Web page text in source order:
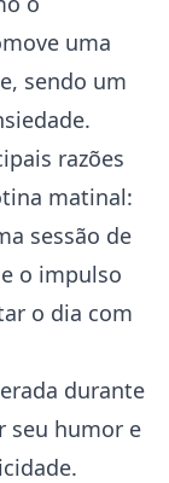
uma
sendo um
razões
matinal:
sessão de
o impulso
o dia com
durante
seu humor e